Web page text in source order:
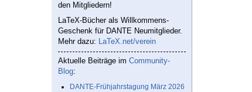
den Mitgliedern!
LaTeX-Bücher als Willkommens-
Geschenk für DANTE Neumitglieder.
Mehr dazu: LaTeX.net/verein
Aktuelle Beiträge im Community-
Blog:
DANTE-Frühjahrstagung März 2026